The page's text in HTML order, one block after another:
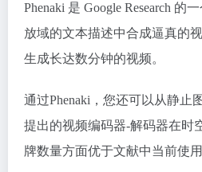
Phenaki 是 Google Research 的
放域的文本描述中合成逼真的
生成长达数分钟的视频。
通过Phenaki，您还可以从静止
提出的视频编码器-解码器在时
牌数量方面优于文献中当前使